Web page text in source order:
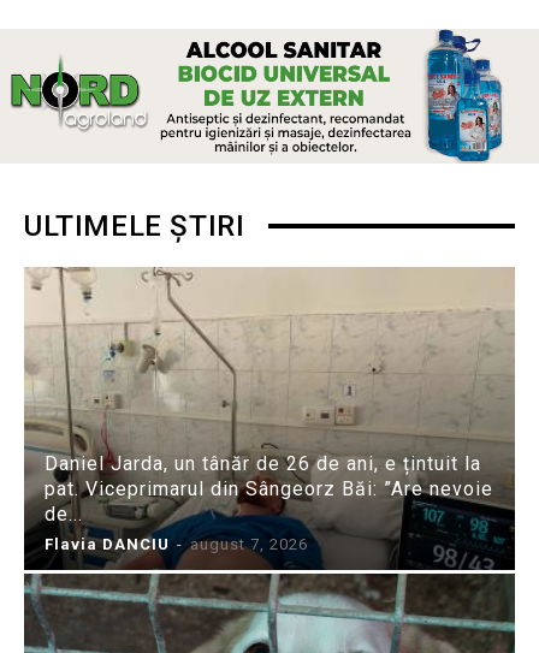
ULTIMELE ȘTIRI
Daniel Jarda, un tânăr de 26 de ani, e țintuit la
pat. Viceprimarul din Sângeorz Băi: ”Are nevoie
de...
Flavia DANCIU - august 7, 2026